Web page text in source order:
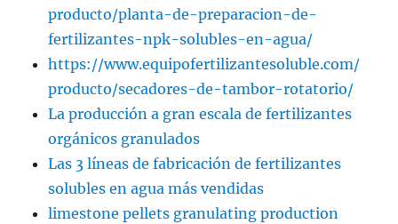
producto/planta-de-preparacion-de-
fertilizantes-npk-solubles-en-agua/
https://www.equipofertilizantesoluble.com/
producto/secadores-de-tambor-rotatorio/
La producción a gran escala de fertilizantes
orgánicos granulados
Las 3 líneas de fabricación de fertilizantes
solubles en agua más vendidas
limestone pellets granulating production